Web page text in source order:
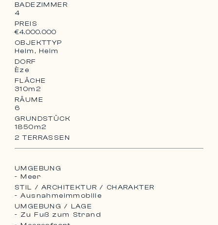
BADEZIMMER
4
PREIS
€4.000.000
OBJEKTTYP
Heim, Heim
DORF
Èze
FLÄCHE
310m2
RÄUME
6
GRUNDSTÜCK
1850m2
2 TERRASSEN
UMGEBUNG
- Meer
STIL / ARCHITEKTUR / CHARAKTER
- Ausnahmeimmobilie
UMGEBUNG / LAGE
- Zu Fuß zum Strand